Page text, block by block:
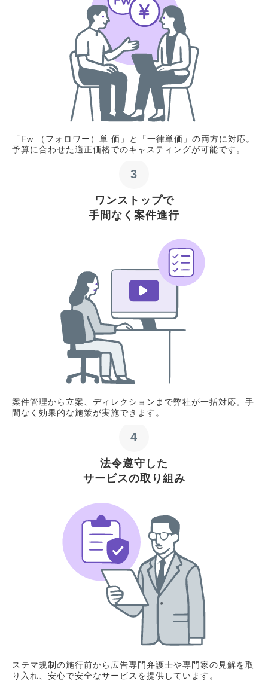
「Fw （フォロワー）単 価」と「一律単価」の両方に対応。
予算に合わせた適正価格でのキャスティングが可能です。
3
ワンストップで
手間なく案件進行
案件管理から立案、ディレクションまで弊社が一括対応。手
間なく効果的な施策が実施できます。
4
法令遵守した
サービスの取り組み
ステマ規制の施行前から広告専門弁護士や専門家の見解を取
り入れ、安心で安全なサービスを提供しています。